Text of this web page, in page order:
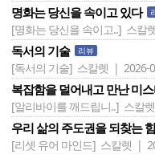
명화는 당신을 속이고 있다
[명화는 당신을 속이고..] 스칼
독서의 기술 리뷰
[독서의 기술] 스칼렛 | 2026-
복잡함을 덜어내고 만난 미
[알리바이를 깨드립니..] 스칼
우리 삶의 주도권을 되찾는 힘
[리셋 유어 마인드] 스칼렛 |